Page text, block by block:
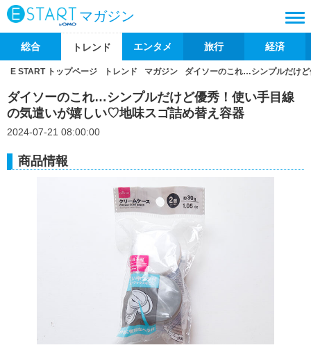
マガジン
総合 トレンド エンタメ 旅行 経済
E START トップページ トレンド マガジン ダイソーのこれ…シンプルだけ
ダイソーのこれ…シンプルだけど優秀！使い手目線
の気遣いが嬉しい♡地味スゴ詰め替え容器
2024-07-21 08:00:00
商品情報